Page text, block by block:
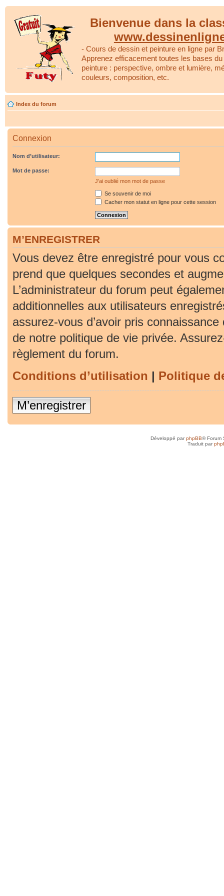
Bienvenue dans la
- Cours de dessin et peinture en ligne par
Apprenez efficacement toutes les bases
peinture : perspective, ombre et lumière,
couleurs, composition, etc.
Index du forum
Connexion
Nom d’utilisateur:
Mot de passe:
J’ai oublié mon mot de passe
Se souvenir de moi
Cacher mon statut en ligne pour cette session
M’ENREGISTRER
Vous devez être enregistré pour vous
prend que quelques secondes et
L’administrateur du forum peut
additionnelles aux utilisateurs
assurez-vous d’avoir pris
de notre politique de vie privée.
règlement du forum.
Conditions d’utilisation | Politique
M’enregistrer
Développé parphpBB® Forum
Traduit par